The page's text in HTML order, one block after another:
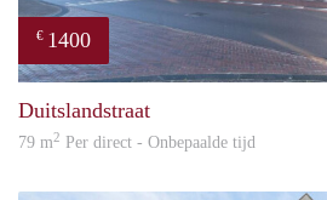
€ 1400
Duitslandstraat
79 m2 Per direct - Onbepaalde tijd